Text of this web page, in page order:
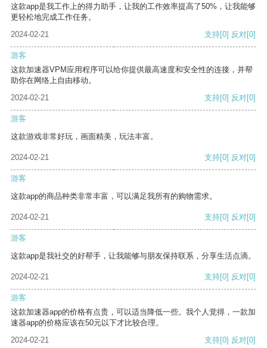
这款app是我工作上的得力助手，让我的工作效率提高了50%，让我能够
更轻松地完成工作任务。
2024-02-21
支持[0] 反对[0]
游客
这款加速器VPM应用程序可以给你提供最高速度和安全性的连接，并帮
助你在网络上自由移动。
2024-02-21
支持[0] 反对[0]
游客
这款游戏非常好玩，画面精美，玩法丰富。
2024-02-21 支持[0] 反对[0]
游客
这款app的商品种类非常丰富，可以满足我所有的购物需求。
2024-02-21 支持[0] 反对[0]
游客
这款app是我社交的好帮手，让我能够与朋友保持联系，分享生活点滴。
2024-02-21 支持[0] 反对[0]
游客
这款加速器app的价格有点贵，可以适当降低一些。我个人觉得，一款加
速器app的价格应该在50元以下才比较合理。
2024-02-21
支持[0] 反对[0]